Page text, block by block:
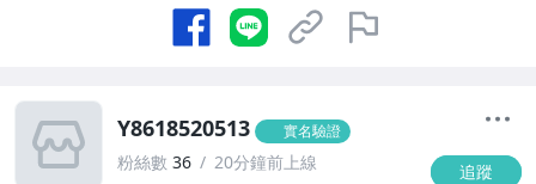
Y8618520513 實名驗證
粉絲數 36 20分鐘前上線 追蹤